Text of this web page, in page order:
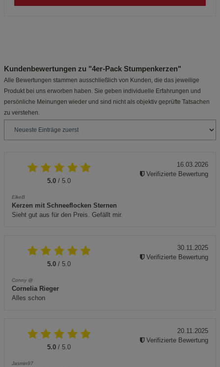
Kundenbewertungen zu "4er-Pack Stumpenkerzen"
Alle Bewertungen stammen ausschließlich von Kunden, die das jeweilige
Produkt bei uns erworben haben. Sie geben individuelle Erfahrungen und
persönliche Meinungen wieder und sind nicht als objektiv geprüfte Tatsachen
zu verstehen.
5.0 / 5.0
ElkeB
Kerzen mit Schneeflocken Sternen
Sieht gut aus für den Preis. Gefällt mir.
16.03.2026
Verifizierte Bewertung
5.0 / 5.0
Conny @
Cornelia Rieger
Alles schon
30.11.2025
Verifizierte Bewertung
5.0 / 5.0
Jasmin97
20.11.2025
Verifizierte Bewertung